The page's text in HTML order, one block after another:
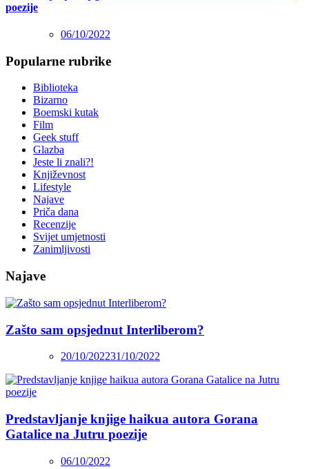
poezije
06/10/2022
Popularne rubrike
Biblioteka
Bizarno
Boemski kutak
Film
Geek stuff
Glazba
Jeste li znali?!
Književnost
Lifestyle
Najave
Priča dana
Recenzije
Svijet umjetnosti
Zanimljivosti
Najave
Zašto sam opsjednut Interliberom?
20/10/202231/10/2022
Predstavljanje knjige haikua autora Gorana
Gatalice na Jutru poezije
06/10/2022